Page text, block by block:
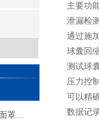
全自动呼吸器综合检测仪对面罩泄漏率的定量检测方法
主要功
泄漏检
通过施
球囊回
测试球
压力控
可以精
数据记